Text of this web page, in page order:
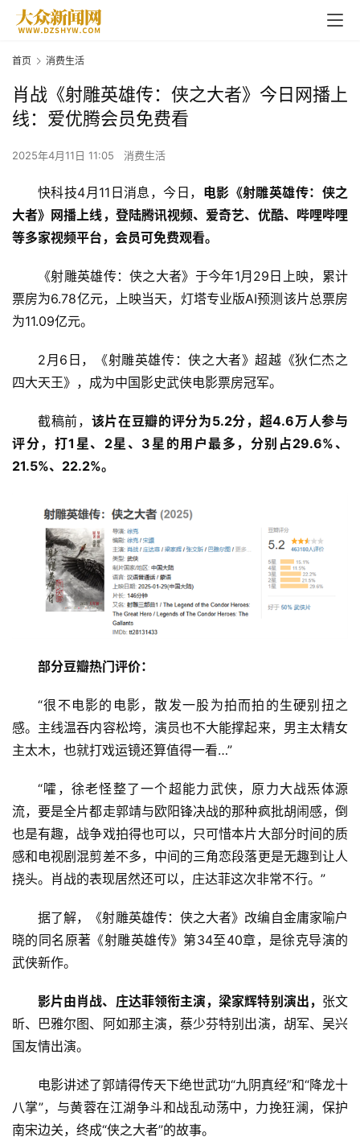
资
讯
消
活
财
登录 注册
首页 消费生活
肖战《射雕英雄传：侠之大者》今日网播上
线：爱优腾会员免费看
2025年4月11日 11:05 消费生活
快科技4月11日消息，今日， 电影《射雕英雄传：侠之
大者》网播上线，登陆腾讯视频、爱奇艺、优酷、哔哩哔哩
等多家视频平台，会员可免费观看。
《射雕英雄传：侠之大者》于今年1月29日上映，累计
票房为6.78亿元，上映当天，灯塔专业版AI预测该片总票房
为11.09亿元。
2月6日，《射雕英雄传：侠之大者》超越《狄仁杰之
四大天王》，成为中国影史武侠电影票房冠军。
截稿前， 该片在豆瓣的评分为5.2分，超4.6万人参与
评分，打1星、2星、3星的用户最多，分别占29.6%、
21.5%、22.2%。
部分豆瓣热门评价：
“很不电影的电影，散发一股为拍而拍的生硬别扭之
感。主线温吞内容松垮，演员也不大能撑起来，男主太精女
主太木，也就打戏运镜还算值得一看…”
“嚯，徐老怪整了一个超能力武侠，原力大战炁体源
流，要是全片都走郭靖与欧阳锋决战的那种疯批胡闹感，倒
也是有趣，战争戏拍得也可以，只可惜本片大部分时间的质
感和电视剧混剪差不多，中间的三角恋段落更是无趣到让人
挠头。肖战的表现居然还可以，庄达菲这次非常不行。”
据了解，《射雕英雄传：侠之大者》改编自金庸家喻户
晓的同名原著《射雕英雄传》第34至40章，是徐克导演的
武侠新作。
影片由肖战、庄达菲领衔主演，梁家辉特别演出， 张文
昕、巴雅尔图、阿如那主演，蔡少芬特别出演，胡军、吴兴
国友情出演。
电影讲述了郭靖得传天下绝世武功“九阴真经”和“降龙十
八掌”，与黄蓉在江湖争斗和战乱动荡中，力挽狂澜，保护
南宋边关，终成“侠之大者”的故事。